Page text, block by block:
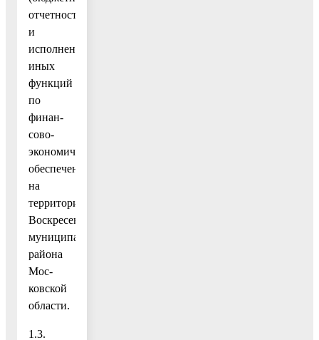
отчетности
и
исполнения
иных
функций
по
финан-
сово-
экономическому
обеспечению
на
территории
Воскресенского
муниципального
района
Мос-
ковской
области.
1.3.